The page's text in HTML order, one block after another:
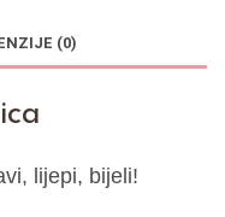
(0)
lijepi, bijeli!